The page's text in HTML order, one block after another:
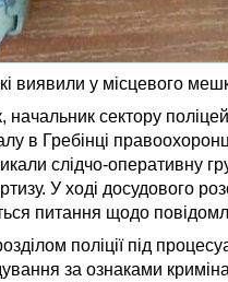
виявили у місцевого
начальник сектору
в Гребінці
слідчо-оперативну
У ході досудового
питання щодо
поліції під
за ознаками